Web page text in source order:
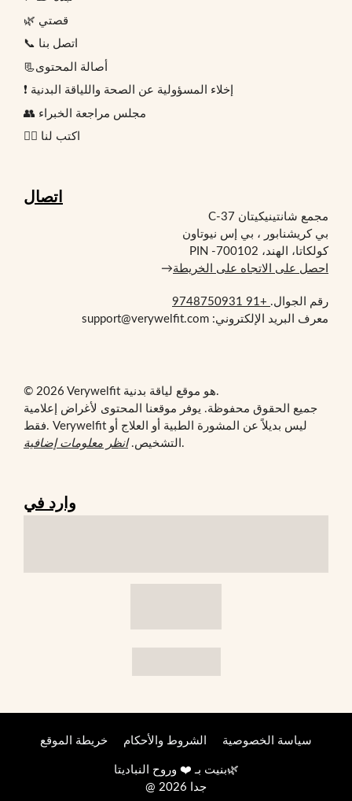
🌿 قصتي
📞 اتصل بنا
📃أصالة المحتوى
❗ إخلاء المسؤولية عن الصحة واللياقة البدنية
👥 مجلس مراجعة الخبراء
✍🏻 اكتب لنا
اتصال
مجمع شانتينيكيتان C-37
بي كريشنابور ، بي إس نيوتاون
كولكاتا، الهند، PIN -700102
احصل على الاتجاه على الخريطة→
رقم الجوال. +91 9748750931
معرف البريد الإلكتروني: support@verywelfit.com
© 2026 Verywelfit هو موقع لياقة بدنية.
جميع الحقوق محفوظة. يوفر موقعنا المحتوى لأغراض إعلامية
فقط. Verywelfit ليس بديلاً عن المشورة الطبية أو العلاج أو
التشخيص.انظر معلومات إضافية .
وارد في
خريطة الموقع الشروط والأحكام سياسة الخصوصية
بنيت بـ ❤️ وروح النباديتا
🌿
@ 2026 جدا